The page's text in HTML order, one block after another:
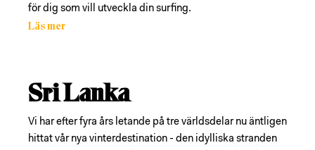
för dig som vill utveckla din surfing.
Läs mer
Sri Lanka
Vi har efter fyra års letande på tre världsdelar nu äntligen
hittat vår nya vinterdestination - den idylliska stranden